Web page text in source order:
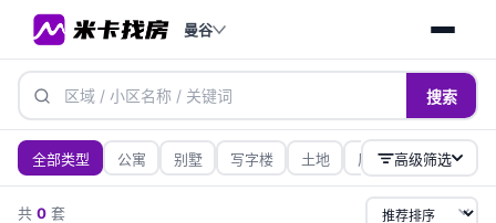
曼谷
搜索
全部类型 公寓 别墅 写字楼 土地 厂房/仓库 商铺
高级筛选
价格
共 0 套